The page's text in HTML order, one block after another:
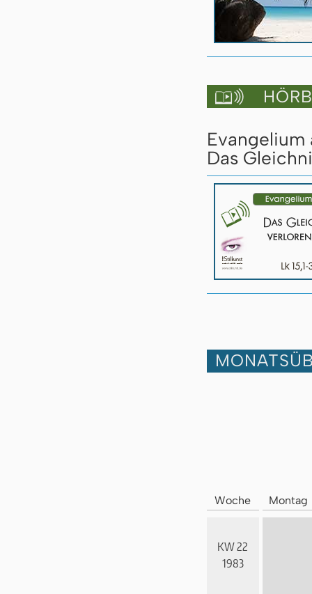

Evangelium
Das
Woche Montag
KW 22
1983